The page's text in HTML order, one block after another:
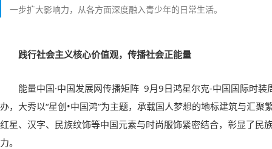
一步扩大影响力，从各方面深度融入青少年的日常生活。
践行社会主义核心价值观，传播社会正能量
能量中国·中国发展网传播矩阵 9月9日鸿星尔克-中国国际时装
办，大秀以“星创•中国鸿”为主题，承载国人梦想的地标建筑与汇聚
红星、汉字、民族纹饰等中国元素与时尚服饰紧密结合，彰显了民
力。